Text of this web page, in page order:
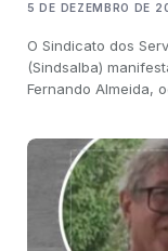
5 DE DEZEMBRO DE
O Sindicato dos
(Sindsalba)
Fernando Almeida,